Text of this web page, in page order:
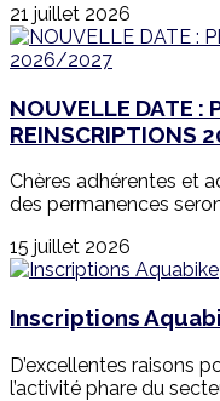
21 juillet 2026
NOUVELLE DATE :
REINSCRIPTIONS
Chères adhérentes et
des permanences
15 juillet 2026
Inscriptions
D’excellentes raisons
l’activité phare du